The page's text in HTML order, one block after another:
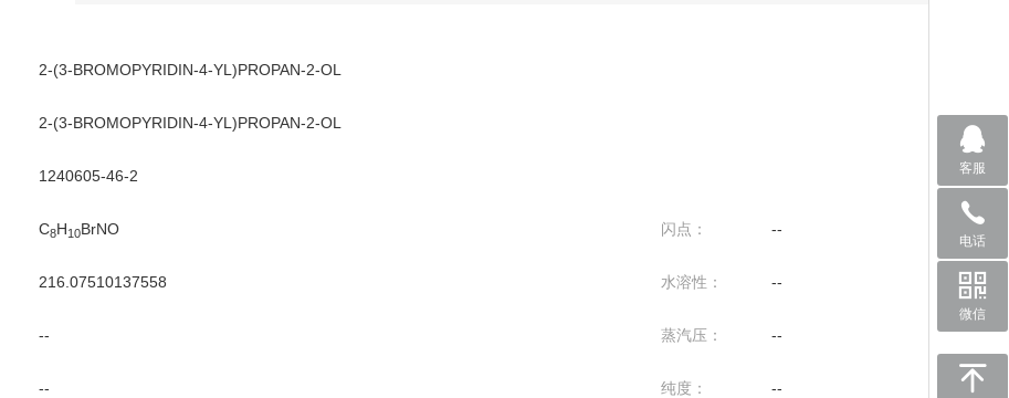
2-(3-BROMOPYRIDIN-4-YL)PROPAN-2-OL
2-(3-BROMOPYRIDIN-4-YL)PROPAN-2-OL
1240605-46-2
C8H10BrNO 闪点： --
216.07510137558 水溶性： --
-- 蒸汽压： --
-- 纯度： --
客服
电话
微信